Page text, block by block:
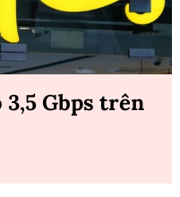
3,5 Gbps trên